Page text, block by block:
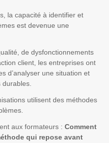
la capacité à identifier et
est devenue une
de dysfonctionnements
client, les entreprises ont
d’analyser une situation et
durables.
utilisent des méthodes
aux formateurs :Comment
qui repose avant